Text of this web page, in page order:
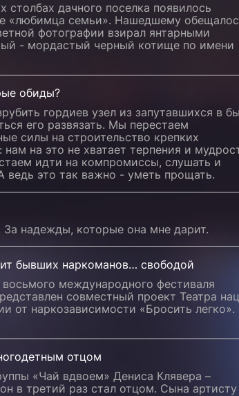
столбах дачного поселка появилось
«любимца семьи». Нашедшему
фотографии взирал янтарными
- мордастый черный котище по имени
обиды?
гордиев узел из запутавшихся в
его развязать. Мы перестаем
силы на строительство крепких
на это не хватает терпения и
идти на компромиссы, слушать и
ведь это так важно - уметь прощать.
надежды, которые она мне дарит.
бывших наркоманов… свободой
международного фестиваля
совместный проект Театра
от наркозависимости «Бросить легко».
отцом
«Чай вдвоем» Дениса Клявера –
в третий раз стал отцом. Сына артисту